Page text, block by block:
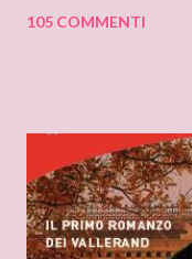
sensazione non saprei
non erano solo favole
zia mi soffermavo
soggiorno e lì leggevo
l’ispirazione. Fu così
105 COMMENTI